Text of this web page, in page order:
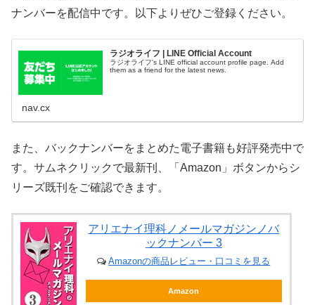
ナンバーを配信中です。以下よりぜひご登録ください。
ラジオライフ | LINE Official Account
ラジオライフ's LINE official account profile page. Add
them as a friend for the latest news.
nav.cx
また、バックナンバーをまとめた電子書籍も好評発売中で
す。サムネクリックで最新刊、「Amazon」ボタンからシ
リーズ既刊をご確認できます。
アリエナイ理科ノメールマガジンノバ
ックナンバー 3
Amazonの商品レビュー・口コミを見る
Amazon